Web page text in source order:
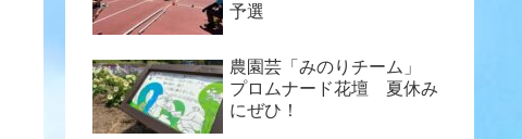
予選
農園芸「みのりチーム」
プロムナード花壇 夏休み
にぜひ！